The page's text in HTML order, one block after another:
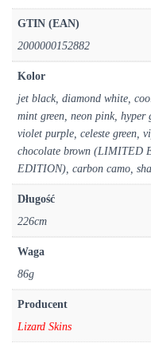
GTIN (EAN)
2000000152882
Kolor
jet black, diamond white,
mint green, neon pink, hyper
violet purple, celeste green,
chocolate brown (LIMITED
EDITION), carbon camo,
Długość
226cm
Waga
86g
Producent
Lizard Skins